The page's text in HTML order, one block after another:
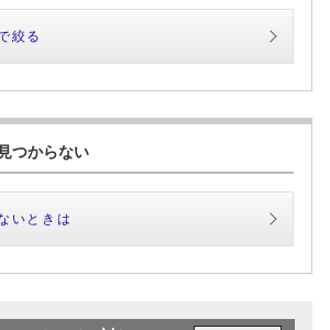
絞る
つからない
いときは